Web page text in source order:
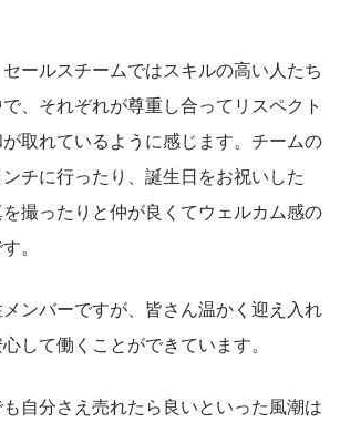
ールスチームではスキルの高い人たち
、それぞれが尊重し合ってリスペクト
取れているように感じます。チームの
チに行ったり、誕生日をお祝いした
撮ったりと仲が良くてウェルカム感の
。
ンバーですが、皆さん温かく迎え入れ
して働くことができています。
自分さえ売れたら良いといった風潮は